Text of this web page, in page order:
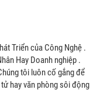
Triển của Công Nghệ .
Hay Doanh nghiệp .
tôi luôn cố gắng để
hay văn phòng sôi động